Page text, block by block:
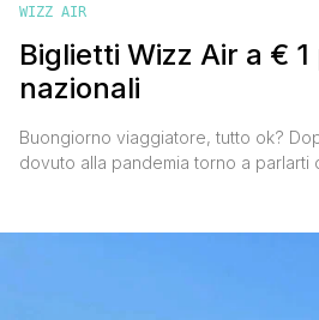
WIZZ AIR
Biglietti Wizz Air a €
nazionali
Buongiorno viaggiatore, tutto ok?
dovuto alla pandemia torno a
ai voli da e per gli aeroporti italiani.